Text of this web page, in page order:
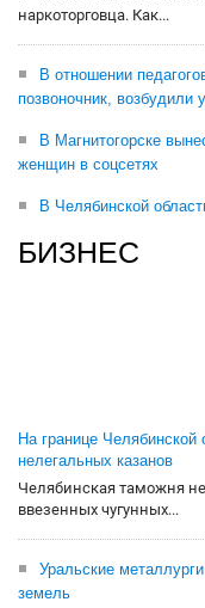
наркоторговца. Как...
В отношении
позвоночник, возбудили
В Магнитогорске
женщин в соцсетях
В Челябинской
БИЗНЕС
На границе
нелегальных казанов
Челябинская таможня
ввезенных чугунных...
Уральские
земель